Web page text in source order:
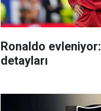
Ronaldo
detayları